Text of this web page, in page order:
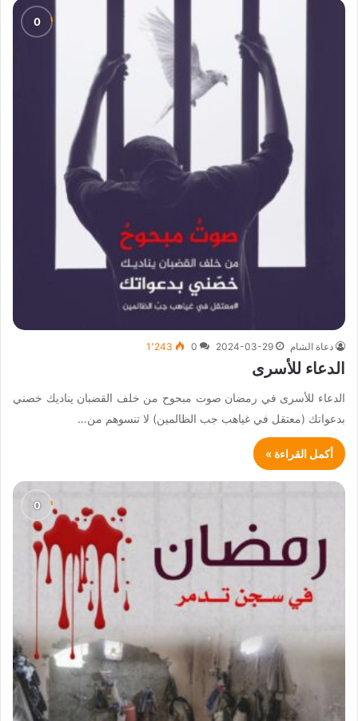
دعاة الشام 2024-03-29
0 1٬243
الدعاء للأسرى
الدعاء للأسرى في رمضان صوت مبحوح من خلف القضبان يناديك خصني
بدعواتك (معتقل في غياهب جب الظالمين) لا تنسوهم من…
أكمل القراءة »